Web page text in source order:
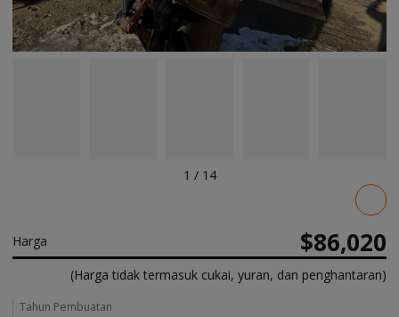
1 / 14
Harga $86,020
(Harga tidak termasuk cukai, yuran, dan penghantaran)
Details
Tahun Pembuatan